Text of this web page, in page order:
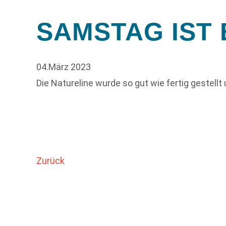
SAMSTAG IST
04.März 2023
Die Natureline wurde so gut wie fertig gestellt
Zurück